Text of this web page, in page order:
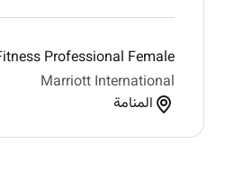
Professional Female
Marriott International
المنامة